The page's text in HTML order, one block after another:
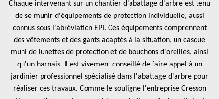
Chaque intervenant sur un chantier d'abattage d'arbre est tenu
de se munir d'équipements de protection individuelle, aussi
connus sous l'abréviation EPI. Ces équipements comprennent
des vêtements et des gants adaptés à la situation, un casque
muni de lunettes de protection et de bouchons d'oreilles, ainsi
qu'un harnais. Il est vivement conseillé de faire appel à un
jardinier professionnel spécialisé dans l'abattage d'arbre pour
réaliser ces travaux. Comme le souligne l'entreprise Cresson